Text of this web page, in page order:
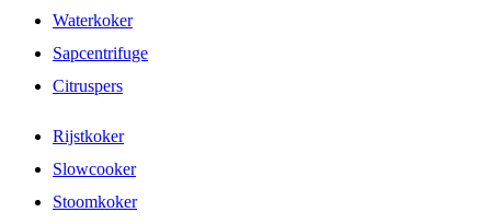
Waterkoker
Sapcentrifuge
Citruspers
Rijstkoker
Slowcooker
Stoomkoker